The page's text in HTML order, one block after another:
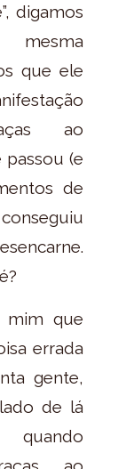
digamos
que ele
ao
(e
de
mim que
errada
gente,
de lá
ao